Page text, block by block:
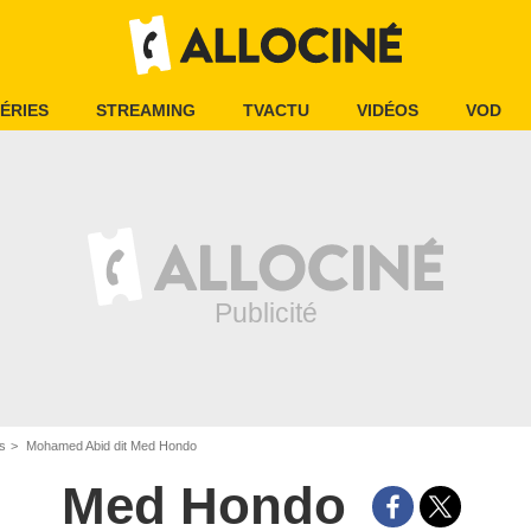
STREAMING TVACTU VIDÉOS VOD
Mohamed Abid dit Med Hondo
Med Hondo